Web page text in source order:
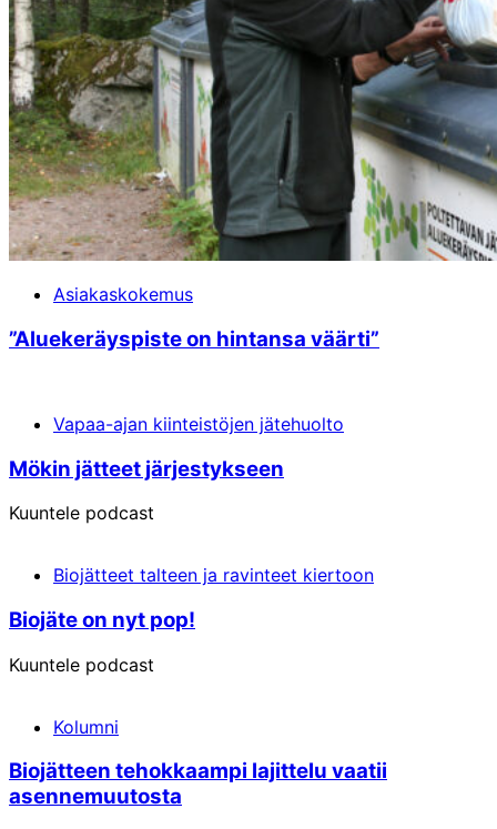
Asiakaskokemus
­”Aluekeräyspiste on hintansa väärti”
Vapaa-ajan kiinteistöjen jätehuolto
Mö­kin jät­teet jär­jes­tyk­seen
Kuuntele podcast
Biojätteet talteen ja ravinteet kiertoon
Bio­jät­e on nyt pop!
Kuuntele podcast
Kolumni
Biojätteen tehokkaampi lajittelu vaatii
asennemuutosta